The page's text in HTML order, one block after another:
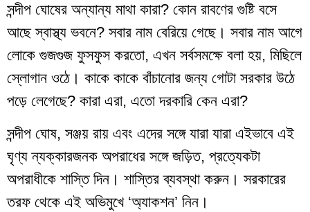
সন্দীপ ঘোষের অন্যান্য মাথা কারা? কোন রাবণের গুষ্টি বসে
আছে স্বাস্থ্য ভবনে? সবার নাম বেরিয়ে গেছে। সবার নাম আগে
লোকে গুজগুজ ফুসফুস করতো, এখন সর্বসমক্ষে বলা হয়, মিছিলে
স্লোগান ওঠে। কাকে কাকে বাঁচানোর জন্য গোটা সরকার উঠে
পড়ে লেগেছে? কারা এরা, এতো দরকারি কেন এরা?
সন্দীপ ঘোষ, সঞ্জয় রায় এবং এদের সঙ্গে যারা যারা এইভাবে এই
ঘৃণ্য ন্যক্কারজনক অপরাধের সঙ্গে জড়িত, প্রত্যেকটা
অপরাধীকে শাস্তি দিন। শাস্তির ব্যবস্থা করুন। সরকারের
তরফ থেকে এই অভিমুখে ‘অ্যাকশন’ নিন।